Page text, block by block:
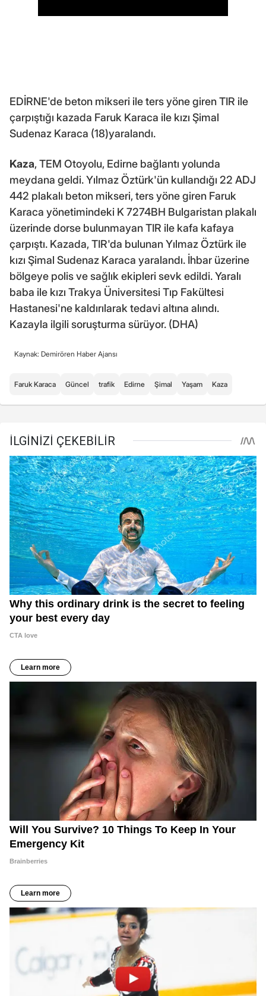
EDİRNE'de beton mikseri ile ters yöne giren TIR ile
çarpıştığı kazada Faruk Karaca ile kızı Şimal
Sudenaz Karaca (18)yaralandı.
Kaza, TEM Otoyolu, Edirne bağlantı yolunda
meydana geldi. Yılmaz Öztürk'ün kullandığı 22 ADJ
442 plakalı beton mikseri, ters yöne giren Faruk
Karaca yönetimindeki K 7274BH Bulgaristan plakalı
üzerinde dorse bulunmayan TIR ile kafa kafaya
çarpıştı. Kazada, TIR'da bulunan Yılmaz Öztürk ile
kızı Şimal Sudenaz Karaca yaralandı. İhbar üzerine
bölgeye polis ve sağlık ekipleri sevk edildi. Yaralı
baba ile kızı Trakya Üniversitesi Tıp Fakültesi
Hastanesi'ne kaldırılarak tedavi altına alındı.
Kazayla ilgili soruşturma sürüyor. (DHA)
Kaynak: Demirören Haber Ajansı
Faruk Karaca Güncel trafik Edirne Şimal Yaşam Kaza